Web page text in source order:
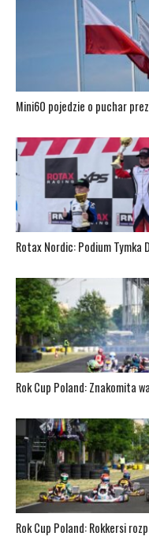
Mini60 pojedzie o puchar
Rotax Nordic: Podium Tymka
Rok Cup Poland: Znakomita
Rok Cup Poland: Rokkersi